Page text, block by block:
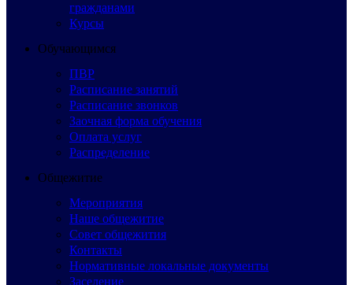
гражданами
Курсы
Обучающимся
ПВР
Расписание занятий
Расписание звонков
Заочная форма обучения
Оплата услуг
Распределение
Общежитие
Мероприятия
Наше общежитие
Совет общежития
Контакты
Нормативные локальные документы
Заселение